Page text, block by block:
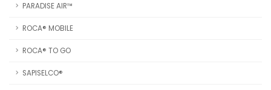
PARADISE AIR™
ROCA® MOBILE
ROCA® TO GO
SAPISELCO®